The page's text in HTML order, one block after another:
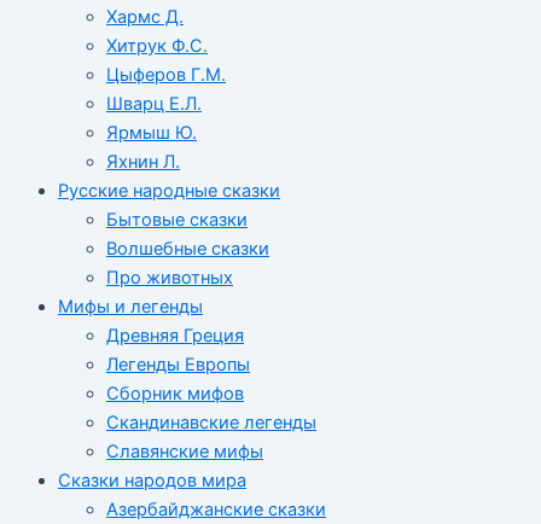
Хармс Д.
Хитрук Ф.С.
Цыферов Г.М.
Шварц Е.Л.
Ярмыш Ю.
Яхнин Л.
Русские народные сказки
Бытовые сказки
Волшебные сказки
Про животных
Мифы и легенды
Древняя Греция
Легенды Европы
Сборник мифов
Скандинавские легенды
Славянские мифы
Сказки народов мира
Азербайджанские сказки